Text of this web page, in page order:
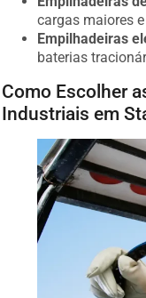
cargas maiores
Empilhadeiras
baterias
Como Escolher
Industriais em